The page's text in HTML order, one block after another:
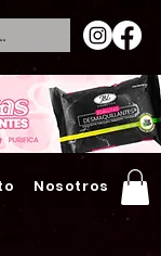
Nosotros